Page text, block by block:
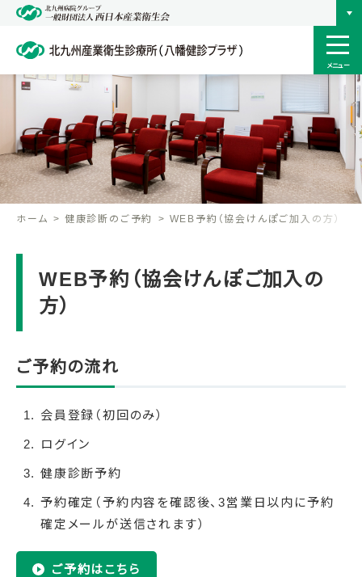
メニュー
ホーム 健康診断のご予約 WEB予約（協会けんぽご加入の方）
WEB予約（協会けんぽご加入の
方）
ご予約の流れ
会員登録（初回のみ）
ログイン
健康診断予約
予約確定（予約内容を確認後、3営業日以内に予約
確定メールが送信されます）
ご予約はこちら